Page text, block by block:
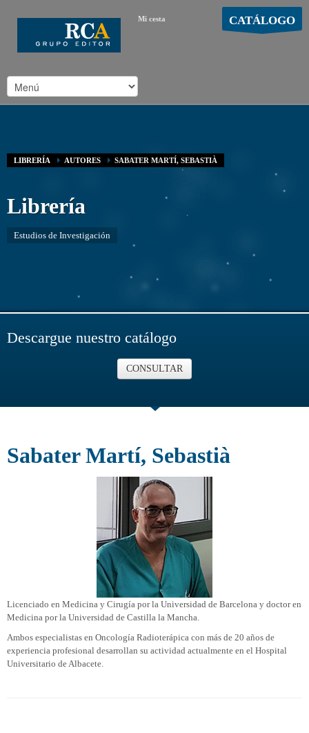
Mi cesta CATÁLOGO
LIBRERÍA AUTORES SABATER MARTÍ, SEBASTIÀ
Librería
Estudios de Investigación
Descargue nuestro catálogo
CONSULTAR
Sabater Martí, Sebastià
Licenciado en Medicina y Cirugía por la Universidad de Barcelona y doctor en
Medicina por la Universidad de Castilla la Mancha.
Ambos especialistas en Oncología Radioterápica con más de 20 años de
experiencia profesional desarrollan su actividad actualmente en el Hospital
Universitario de Albacete.